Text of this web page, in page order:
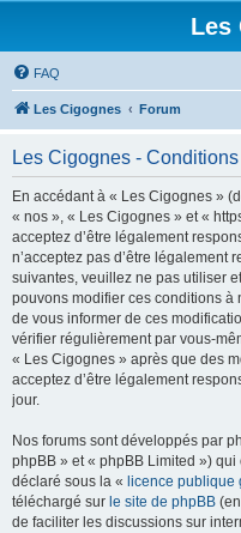
Les
FAQ
Les Cigognes Forum
Les Cigognes - Conditions
En accédant à « Les Cigognes »
« nos », « Les Cigognes » et «
acceptez d’être légalement
n’acceptez pas d’être légalement
suivantes, veuillez ne pas utiliser
pouvons modifier ces conditions à
de vous informer de ces
vérifier régulièrement par vous-
« Les Cigognes » après que des
acceptez d’être légalement
jour.
Nos forums sont développés par
phpBB » et « phpBB Limited »)
déclaré sous la « licence publique
téléchargé sur le site de phpBB
de faciliter les discussions sur